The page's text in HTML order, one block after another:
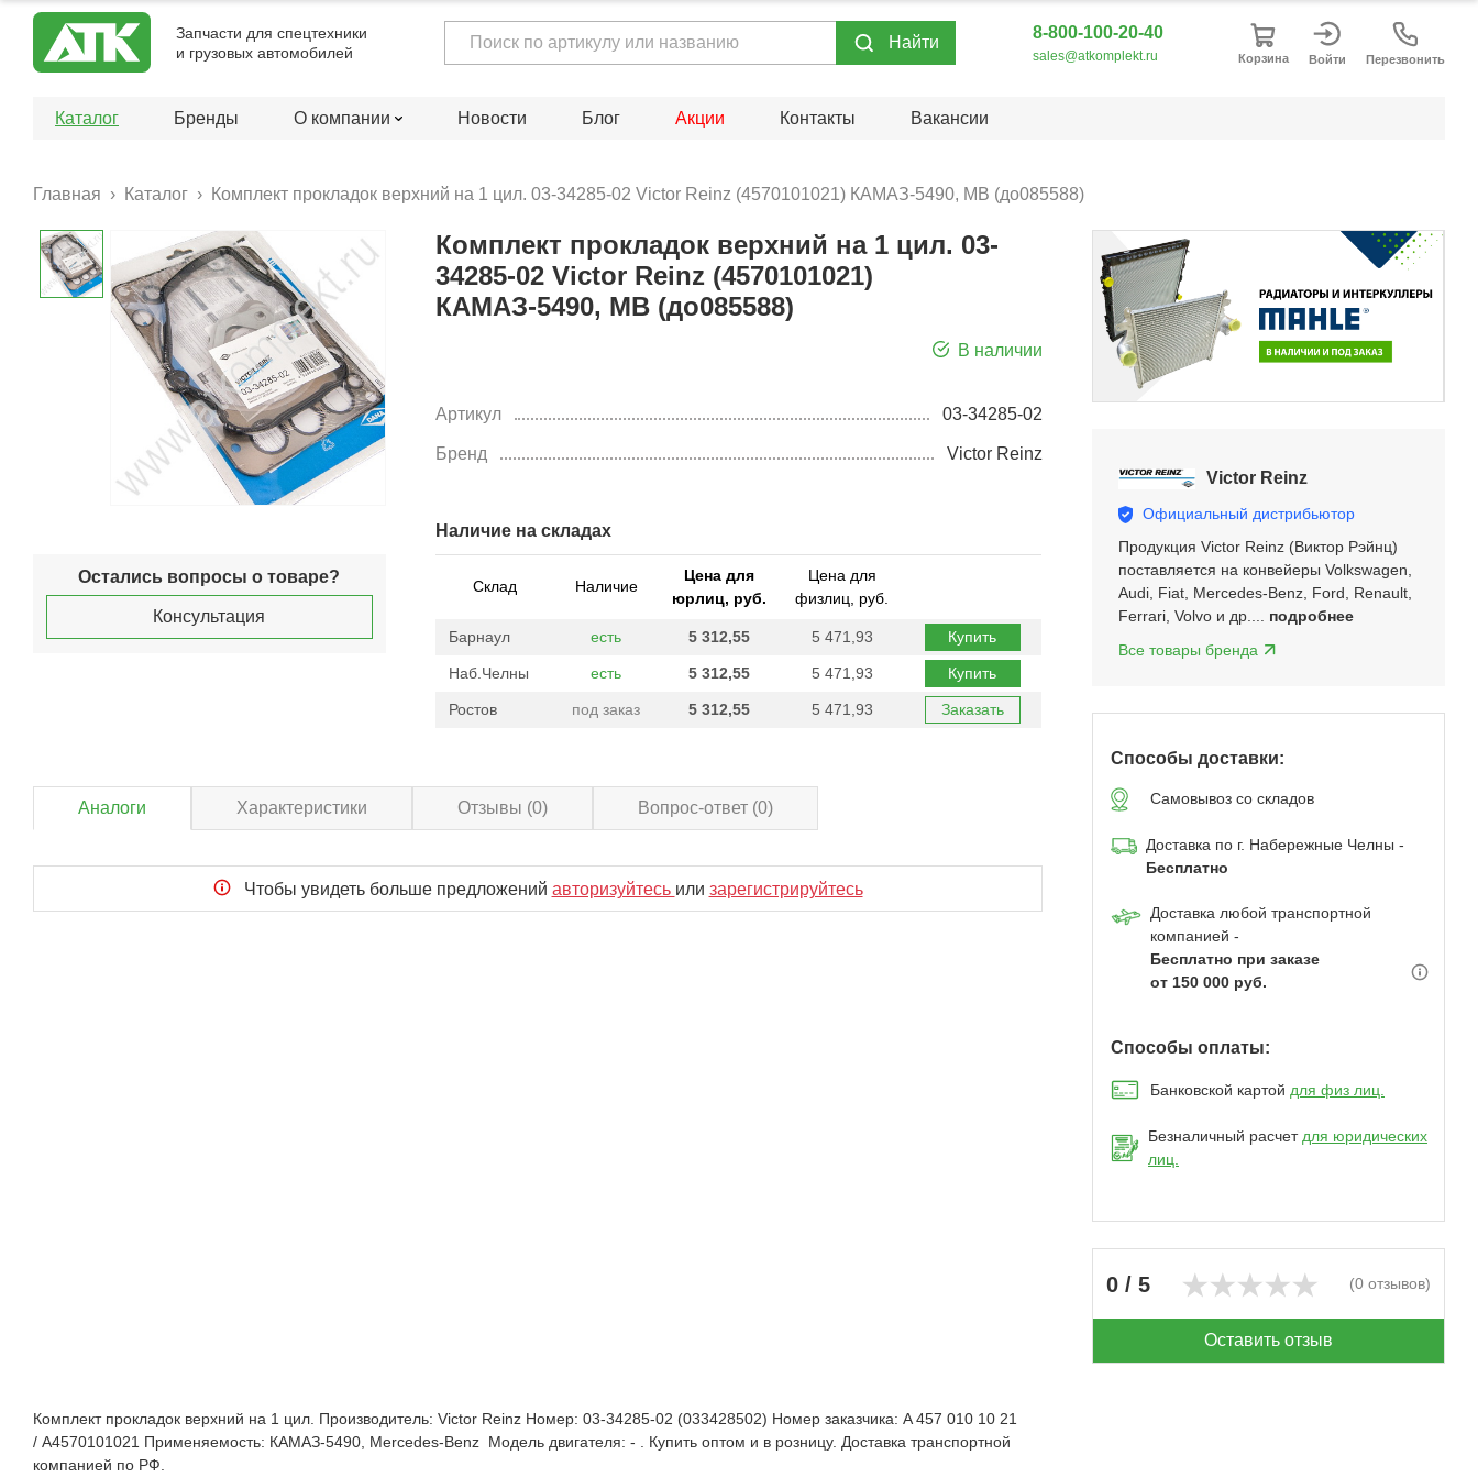
Запчасти для спецтехники
и грузовых автомобилей
Hайти
8-800-100-20-40
sales@atkomplekt.ru Корзина Войти Перезвонить
Каталог Бренды О компании Новости Блог Акции Контакты Вакансии
Главная Каталог Комплект прокладок верхний на 1 цил. 03-34285-02 Victor Reinz (4570101021) КАМАЗ-5490, MB (до085588)
Остались вопросы о товаре?
Консультация
Комплект прокладок верхний на 1 цил. 03-
34285-02 Victor Reinz (4570101021)
КАМАЗ-5490, MB (до085588)
В наличии
Артикул 03-34285-02
Бренд Victor Reinz
Наличие на складах
Склад Наличие
Цена для
юрлиц, руб.
Цена для
физлиц, руб.
Барнаул есть 5 312,55 5 471,93 Купить
Наб.Челны есть 5 312,55 5 471,93 Купить
Ростов под заказ 5 312,55 5 471,93 Заказать
Аналоги Характеристики Отзывы (0) Вопрос-ответ (0)
Чтобы увидеть больше предложений авторизуйтесь или зарегистрируйтесь
Victor Reinz
Официальный дистрибьютор
Продукция Victor Reinz (Виктор Рэйнц)
поставляется на конвейеры Volkswagen,
Audi, Fiat, Mercedes-Benz, Ford, Renault,
Ferrari, Volvo и др.... подробнее
Все товары бренда
Способы доставки:
Самовывоз со складов
Доставка по г. Набережные Челны -
Бесплатно
Доставка любой транспортной
компанией -
Бесплатно при заказе
от 150 000 руб.
Способы оплаты:
Банковской картой для физ лиц.
Безналичный расчетдля юридических
лиц.
0 / 5 (0 отзывов)
Оставить отзыв
Комплект прокладок верхний на 1 цил. Производитель: Victor Reinz Номер: 03-34285-02 (033428502) Номер заказчика: A 457 010 10 21
/ A4570101021 Применяемость: КАМАЗ-5490, Mercedes-Benz Модель двигателя: - . Купить оптом и в розницу. Доставка транспортной
компанией по РФ.